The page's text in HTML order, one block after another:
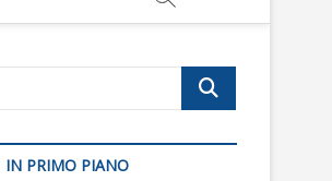
Cerca
IN PRIMO PIANO